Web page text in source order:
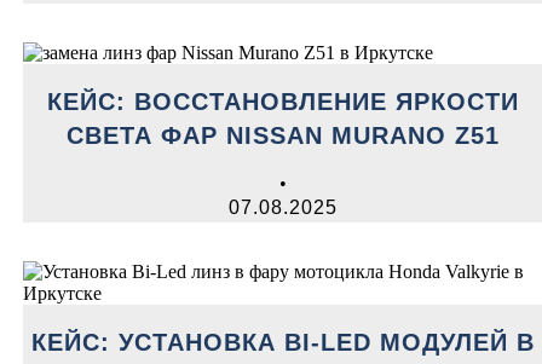
КЕЙС: ВОССТАНОВЛЕНИЕ ЯРКОСТИ
СВЕТА ФАР NISSAN MURANO Z51
•
07.08.2025
КЕЙС: УСТАНОВКА BI-LED МОДУЛЕЙ В